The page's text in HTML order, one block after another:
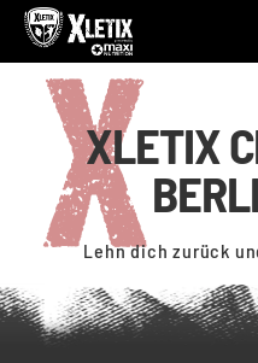
XLETIX
Lehn dich zurück